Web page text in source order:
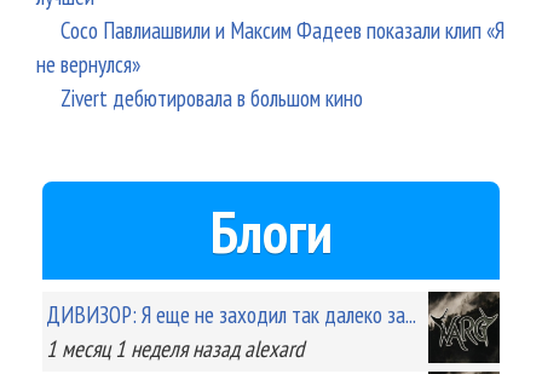
Сосо Павлиашвили и Максим Фадеев показали клип «Я
не вернулся»
Zivert дебютировала в большом кино
Блоги
ДИВИЗОР: Я еще не заходил так далеко за...
1 месяц 1 неделяназад alexard